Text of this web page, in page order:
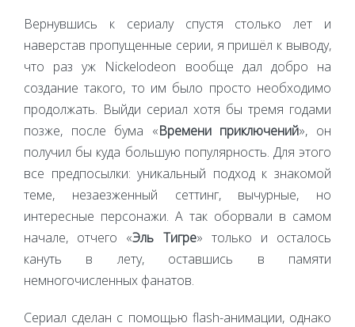
Вернувшись к сериалу спустя столько лет и
наверстав пропущенные серии, я пришёл к выводу,
что раз уж Nickelodeon вообще дал добро на
создание такого, то им было просто необходимо
продолжать. Выйди сериал хотя бы тремя годами
позже, после бума «Времени приключений», он
получил бы куда большую популярность. Для этого
все предпосылки: уникальный подход к знакомой
теме, незаезженный сеттинг, вычурные, но
интересные персонажи. А так оборвали в самом
начале, отчего «Эль Тигре» только и осталось
кануть в лету, оставшись в памяти
немногочисленных фанатов.
Сериал сделан с помощью flash-анимации, однако